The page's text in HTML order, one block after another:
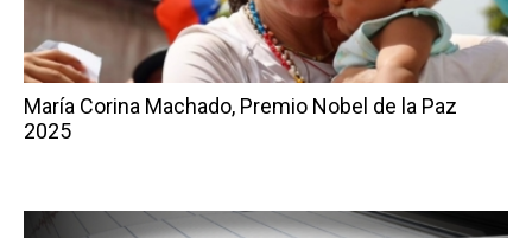
María Corina Machado, Premio Nobel de la Paz
2025